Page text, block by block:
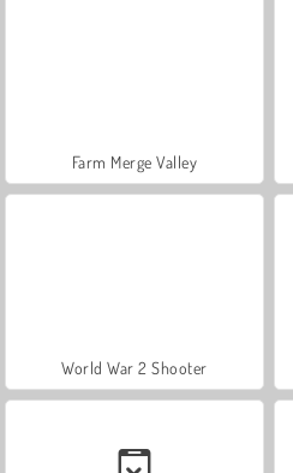
Farm Merge Valley
World War 2 Shooter